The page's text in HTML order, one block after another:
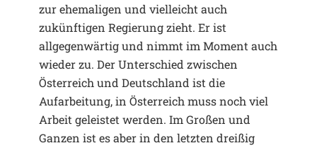
zur ehemaligen und vielleicht auch
zukünftigen Regierung zieht. Er ist
allgegenwärtig und nimmt im Moment auch
wieder zu. Der Unterschied zwischen
Österreich und Deutschland ist die
Aufarbeitung, in Österreich muss noch viel
Arbeit geleistet werden. Im Großen und
Ganzen ist es aber in den letzten dreißig